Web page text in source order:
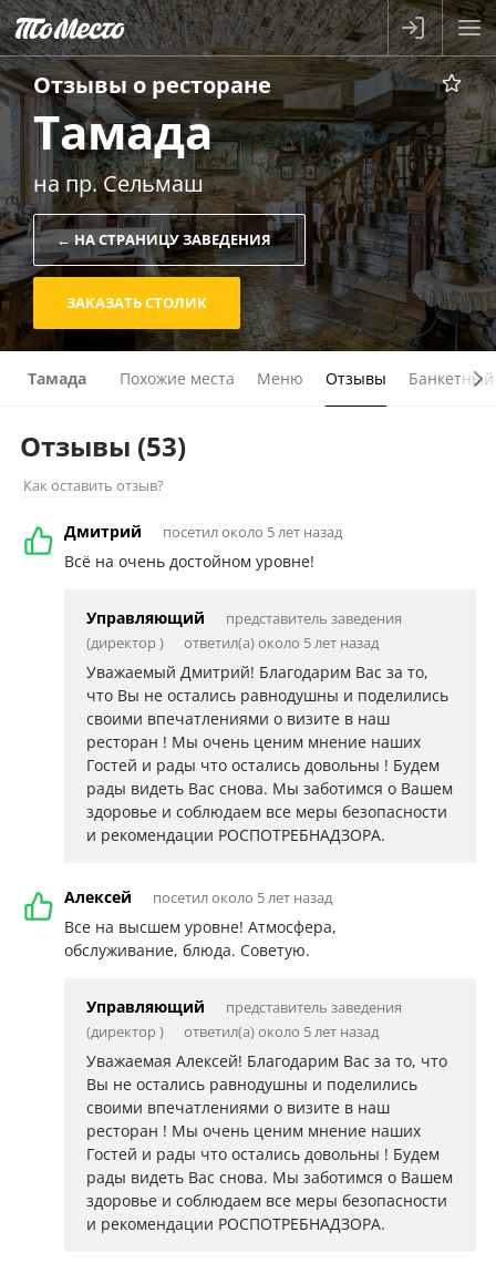
Отзывы о ресторане
Тамада
на пр. Сельмаш
← НА СТРАНИЦУ ЗАВЕДЕНИЯ
ЗАКАЗАТЬ СТОЛИК
Тамада Похожие места Меню Отзывы Банкетный
Отзывы (53)
Как оставить отзыв?
Дмитрий посетил около 5 лет назад
Всё на очень достойном уровне!
Управляющий
представитель заведения
(директор )
ответил(а) около 5 лет назад
Уважаемый Дмитрий! Благодарим Вас за то,
что Вы не остались равнодушны и поделились
своими впечатлениями о визите в наш
ресторан ! Мы очень ценим мнение наших
Гостей и рады что остались довольны ! Будем
рады видеть Вас снова. Мы заботимся о Вашем
здоровье и соблюдаем все меры безопасности
и рекомендации РОСПОТРЕБНАДЗОРА.
Алексей посетил около 5 лет назад
Все на высшем уровне! Атмосфера,
обслуживание, блюда. Советую.
Управляющий
представитель заведения
(директор )
ответил(а) около 5 лет назад
Уважаемая Алексей! Благодарим Вас за то, что
Вы не остались равнодушны и поделились
своими впечатлениями о визите в наш
ресторан ! Мы очень ценим мнение наших
Гостей и рады что остались довольны ! Будем
рады видеть Вас снова. Мы заботимся о Вашем
здоровье и соблюдаем все меры безопасности
и рекомендации РОСПОТРЕБНАДЗОРА.